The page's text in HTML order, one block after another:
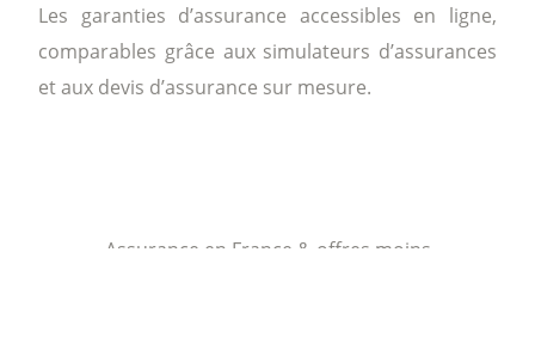
Les garanties d’assurance accessibles en ligne,
comparables grâce aux simulateurs d’assurances
et aux devis d’assurance sur mesure.
Assurance en France & offres moins